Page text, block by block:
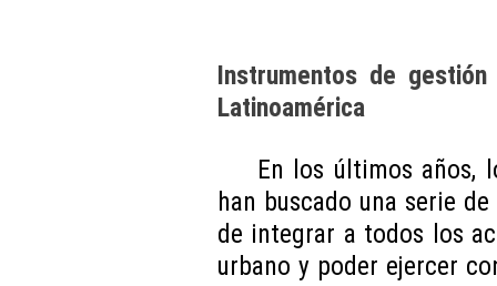
Instrumentos de
Latinoamérica
En los últimos años,
han buscado una serie
de integrar a todos los
urbano y poder ejercer